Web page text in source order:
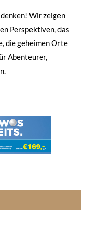
Wir zeigen
Perspektiven, das
die geheimen Orte
Abenteurer,